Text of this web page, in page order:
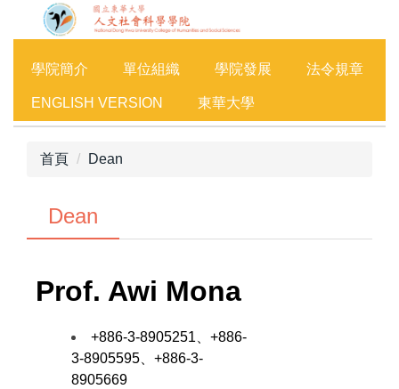
容
學院簡介 單位組織 學院發展 法令規章
ENGLISH VERSION 東華大學
首頁 Dean
Dean
Prof. Awi Mona
+886-3-8905251、+886-
3-8905595、+886-3-
8905669